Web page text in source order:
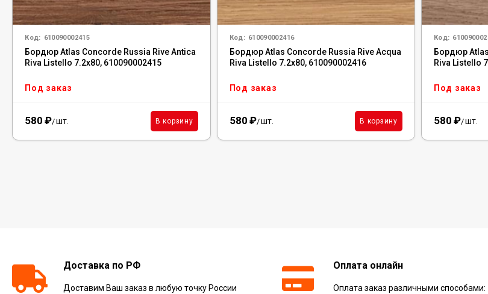
Код: 610090002415
Бордюр Atlas Concorde Russia Rive Antica
Riva Listello 7.2x80, 610090002415
Под заказ
580 ₽/шт. В корзину
Код: 610090002416
Бордюр Atlas Concorde Russia Rive Acqua
Riva Listello 7.2x80, 610090002416
Под заказ
580 ₽/шт. В корзину
Код:
Бордюр
Riva Listello
Под заказ
580 ₽/шт.
Доставка по РФ
Доставим Ваш заказ в любую точку России
Оплата онлайн
Оплата заказ различными способами: